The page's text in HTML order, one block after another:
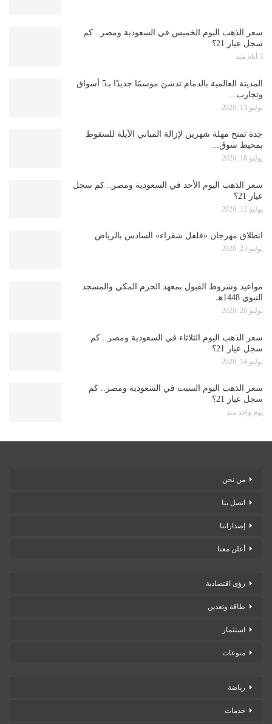
سعر الذهب اليوم الخميس في السعودية ومصر.. كم
سجل عيار 21؟
3 أيام منذ
المدينة العالمية بالدمام تدشن موسمًا جديدًا بـ5 أسواق
وتجارب…
يوليو 13, 2026
جدة تمنح مهلة شهرين لإزالة المباني الآيلة للسقوط
بمحيط سوق…
يوليو 18, 2026
سعر الذهب اليوم الأحد في السعودية ومصر.. كم سجل
عيار 21؟
يوليو 12, 2026
انطلاق مهرجان «فلفل شقراء» السادس بالرياض
يوليو 23, 2026
مواعيد وشروط القبول بمعهد الحرم المكي والمسجد
النبوي 1448هـ
يوليو 20, 2026
سعر الذهب اليوم الثلاثاء في السعودية ومصر.. كم
سجل عيار 21؟
يوليو 14, 2026
سعر الذهب اليوم السبت في السعودية ومصر.. كم
سجل عيار 21؟
يوم واحد منذ
من نحن
اتصل بنا
إصداراتنا
أعلن معنا
رؤى اقتصادية
طاقة وتعدين
استثمار
منوعات
رياضة
خدمات